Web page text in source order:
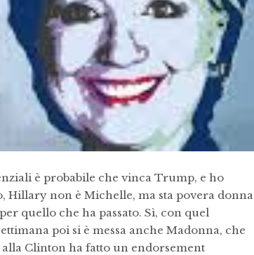
è probabile che vinca Trump, e ho
Hillary non è Michelle, ma sta povera donna
quello che ha passato. Sì, con quel
poi si è messa anche Madonna, che
Clinton ha fatto un endorsement